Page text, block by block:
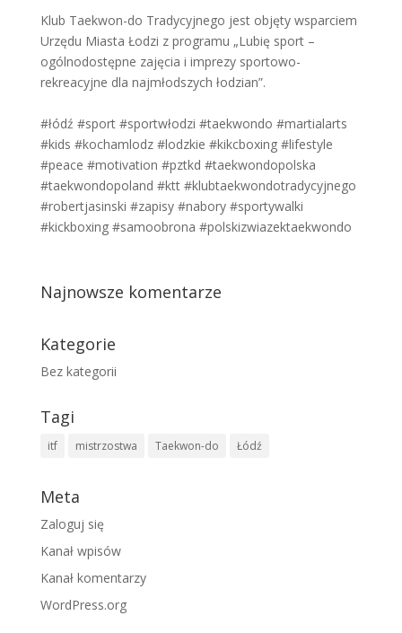
Klub Taekwon-do Tradycyjnego jest objęty wsparciem
Urzędu Miasta Łodzi z programu „Lubię sport –
ogólnodostępne zajęcia i imprezy sportowo-
rekreacyjne dla najmłodszych łodzian”.
#łódź #sport #sportwłodzi #taekwondo #martialarts
#kids #kochamlodz #lodzkie #kikcboxing #lifestyle
#peace #motivation #pztkd #taekwondopolska
#taekwondopoland #ktt #klubtaekwondotradycyjnego
#robertjasinski #zapisy #nabory #sportywalki
#kickboxing #samoobrona #polskizwiazektaekwondo
Najnowsze komentarze
Kategorie
Bez kategorii
Tagi
itf mistrzostwa Taekwon-do Łódź
Meta
Zaloguj się
Kanał wpisów
Kanał komentarzy
WordPress.org